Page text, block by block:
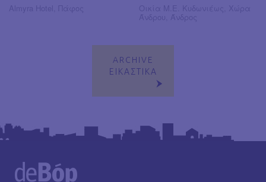
ARCHIVE
ΕΙΚΑΣΤΙΚΑ